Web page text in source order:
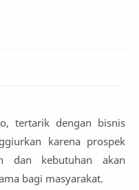
tertarik dengan bisnis
karena prospek
dan kebutuhan akan
bagi masyarakat.